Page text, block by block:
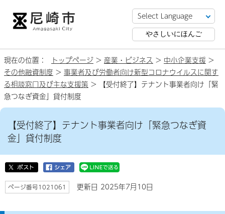
やさしいにほんご
現在の位置： トップページ > 産業・ビジネス > 中小企業支援 >
その他融資制度 > 事業者及び労働者向け新型コロナウイルスに関す
る相談窓口及び主な支援策 > 【受付終了】テナント事業者向け「緊
急つなぎ資金」貸付制度
【受付終了】テナント事業者向け「緊急つなぎ資
金」貸付制度
ページ番号1021061 更新日 2025年7月10日